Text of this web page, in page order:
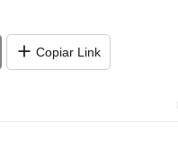
Copiar Link